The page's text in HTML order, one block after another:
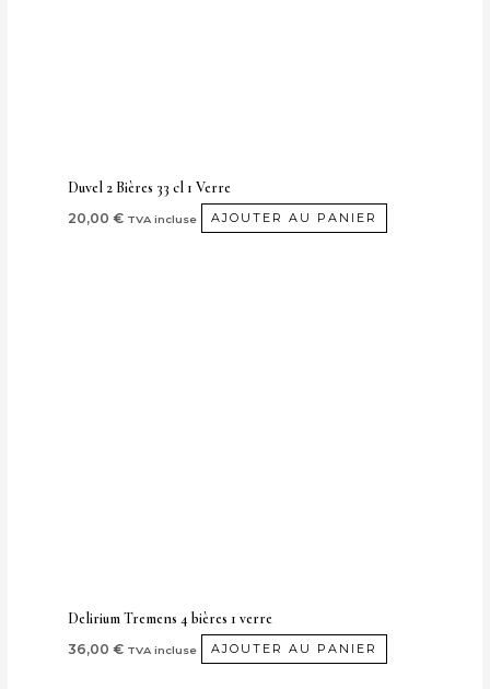
Duvel 2 Bières 33 cl 1 Verre
20,00€ TVA incluse AJOUTER AU PANIER
Delirium Tremens 4 bières 1 verre
36,00€ TVA incluse AJOUTER AU PANIER